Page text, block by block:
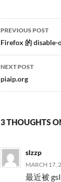
Post
PREVIOUS POST
Firefox 的 disable-
NEXT POST
piaip.org
3 THOUGHTS
slzzp
MARCH 17,
最近被